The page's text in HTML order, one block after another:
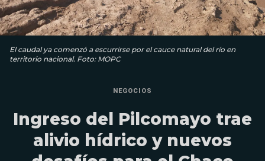
El caudal ya comenzó a escurrirse por el cauce natural del río en
territorio nacional. Foto: MOPC
NEGOCIOS
Ingreso del Pilcomayo trae
alivio hídrico y nuevos